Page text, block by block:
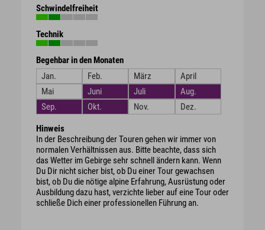
Schwindelfreiheit
Technik
Begehbar in den Monaten
Jan.
Feb. März
April
Mai
Juni Juli
Aug.
Sep.
Okt. Nov. Dez.
Hinweis
In der Beschreibung der Touren gehen wir immer von
normalen Verhältnissen aus. Bitte beachte, dass sich
das Wetter im Gebirge sehr schnell ändern kann. Wenn
Du Dir nicht sicher bist, ob Du einer Tour gewachsen
bist, ob Du die nötige alpine Erfahrung, Ausrüstung oder
Ausbildung dazu hast, verzichte lieber auf eine Tour oder
schließe Dich einer professionellen Führung an.